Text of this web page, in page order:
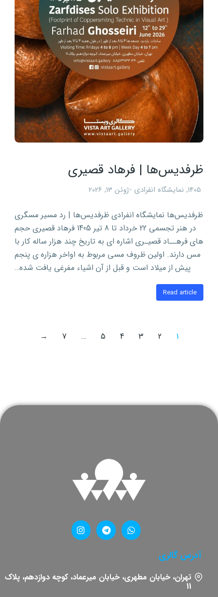
ظرفدیس‌ها | فرهاد قصیری
1405
, نمایشگاه انفرادی ژوئن 13, 2026
ظرفدیس‌ها نمایشگاه انفرادی ظرفدیس‌ها | رد مسیر مسگری
در هنر تجسمی 22 خرداد تا 8 تیر 1405 فرهاد قصیری حجم
های فرهــاد قصیـری اشاره ای به تاریخ چند هزار ساله کار با
مس دارند. اولین ظروف مسی مربوط به اواخر هزاره ی پنجم
پیش از میلاد است و قبل از آن اشیاء مفرغی یافت شده…
Read article
1
2
3
4
5
…
7
→
آدرس گالری
تهران، خیابان مطهری، خیابان میرعماد، کوچه دوازدهم، پلاک
11​